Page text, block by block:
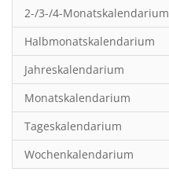
Lifestyle
Literatur
Manga & Animé
Neutrale Kalender
Partner- & Wandplaner
Planung & Organisation
2-/3-/4-Monatskalendarium
Halbmonatskalendarium
Jahreskalendarium
Monatskalendarium
Tageskalendarium
Wochenkalendarium